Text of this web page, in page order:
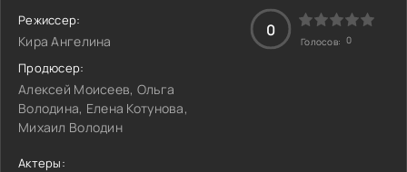
Режиссер:
Кира Ангелина
Продюсер:
Алексей Моисеев, Ольга
Володина, Елена Котунова,
Михаил Володин
0
Голосов: 0
Актеры: